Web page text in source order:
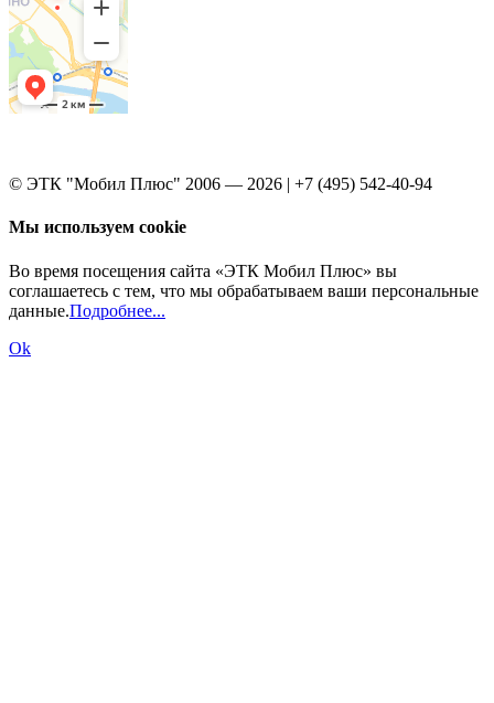
© ЭТК "Мобил Плюс" 2006 — 2026 | +7 (495) 542-40-94
Мы используем cookie
Во время посещения сайта «ЭТК Мобил Плюс» вы
соглашаетесь с тем, что мы обрабатываем ваши персональные
данные.Подробнее...
Ok